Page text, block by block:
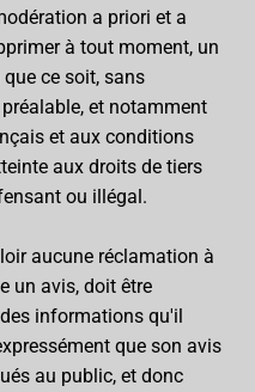
a priori et a
à tout moment, un
ce soit, sans
et notamment
et aux conditions
aux droits de tiers
ou illégal.
aucune réclamation à
un avis, doit être
informations qu'il
que son avis
au public, et donc